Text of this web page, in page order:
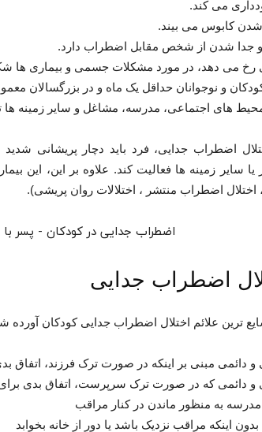
می کند.
شدن کابوس می بیند.
و جدا شدن از شخص مقابل اضطراب دارد.
رخ می دهد، در مورد مشکلات جسمی و بیماری ها
و نوجوانان حداقل یک ماه و در بزرگسالان
های اجتماعی، مدرسه، مشاغل و سایر زمینه ها
اضطراب جدایی، فرد باید دچار پریشانی شدید
سایر زمینه ها فعالیت کند. علاوه بر این، این
، اختلال اضطراب منتشر ، اختلالات روان پریشی).
اضطراب جدایی
ترین علائم اختلال اضطراب جدایی کودکان
و دائمی مبنی بر اینکه در صورت ترک فرزند، اتفاق
و دائمی که در صورت ترک سرپرست، اتفاق بدی
مدرسه به منظور ماندن در کنار مراقب
بدون اینکه مراقب نزدیک باشد یا دور از خانه بخوابد